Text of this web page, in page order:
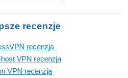
recenzje
recenzja
VPN recenzja
VPN recenzja